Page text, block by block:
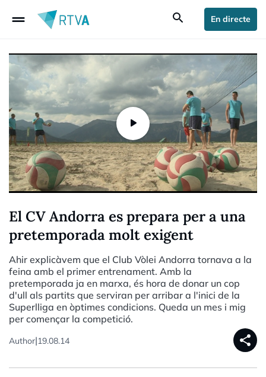
drag_handle search En directe
El CV Andorra es prepara per a una
pretemporada molt exigent
Ahir explicàvem que el Club Vòlei Andorra tornava a la
feina amb el primer entrenament. Amb la
pretemporada ja en marxa, és hora de donar un cop
d'ull als partits que serviran per arribar a l'inici de la
Superlliga en òptimes condicions. Queda un mes i mig
per començar la competició.
Author|19.08.14 share